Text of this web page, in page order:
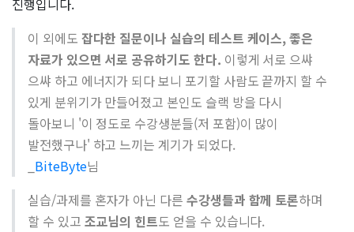
진행입니다.
이 외에도 잡다한 질문이나 실습의 테스트 케이스, 좋은
자료가 있으면 서로 공유하기도 한다. 이렇게 서로 으쌰
으쌰 하고 에너지가 되다 보니 포기할 사람도 끝까지 할 수
있게 분위기가 만들어졌고 본인도 슬랙 방을 다시
돌아보니 '이 정도로 수강생분들(저 포함)이 많이
발전했구나' 하고 느끼는 계기가 되었다.
BiteByte님
실습/과제를 혼자가 아닌 다른 수강생들과 함께 토론하며
할 수 있고 조교님의 힌트도 얻을 수 있습니다.